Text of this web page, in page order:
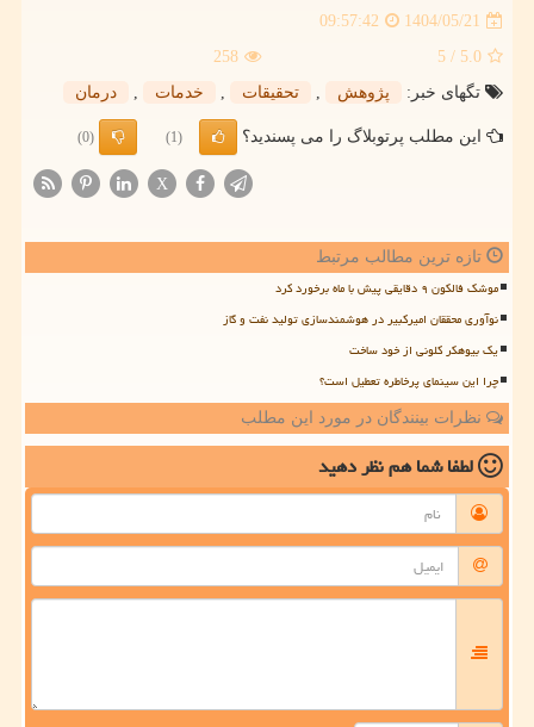
1404/05/21
09:57:42
5.0
/ 5
258
تگهای خبر:
پژوهش , تحقیقات , خدمات , درمان
این مطلب پرتوبلاگ را می پسندید؟ (1)
(0)
X
تازه ترین مطالب مرتبط
موشک فالکون ۹ دقایقی پیش با ماه برخورد کرد
نوآوری محققان امیرکبیر در هوشمندسازی تولید نفت و گاز
یک بیوهکر کلونی از خود ساخت
چرا این سینمای پرخاطره تعطیل است؟
نظرات بینندگان در مورد این مطلب
لطفا شما همنظر دهید